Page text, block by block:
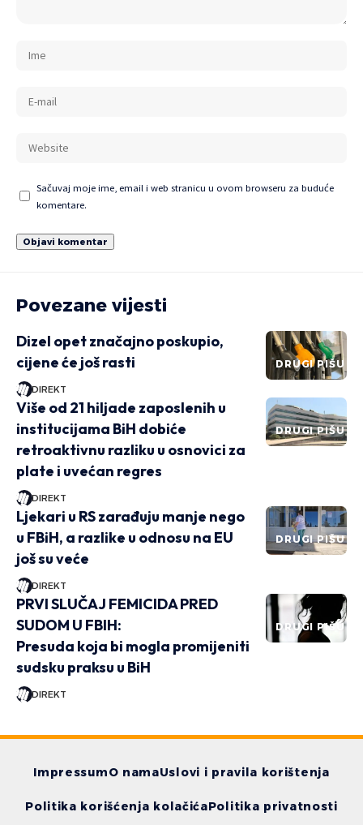
Sačuvaj moje ime, email i web stranicu u ovom browseru za buduće
komentare.
Povezane vijesti
DRUGI PIŠU
Dizel opet značajno poskupio,
cijene će još rasti
DIREKT
DRUGI PIŠU
Više od 21 hiljade zaposlenih u
institucijama BiH dobiće
retroaktivnu razliku u osnovici za
plate i uvećan regres
DIREKT
DRUGI PIŠU
Ljekari u RS zarađuju manje nego
u FBiH, a razlike u odnosu na EU
još su veće
DIREKT
DRUGI PIŠU
PRVI SLUČAJ FEMICIDA PRED
SUDOM U FBIH:
Presuda koja bi mogla promijeniti
sudsku praksu u BiH
DIREKT
ImpressumO namaUslovi i pravila korištenja
Politika korišćenja kolačićaPolitika privatnosti